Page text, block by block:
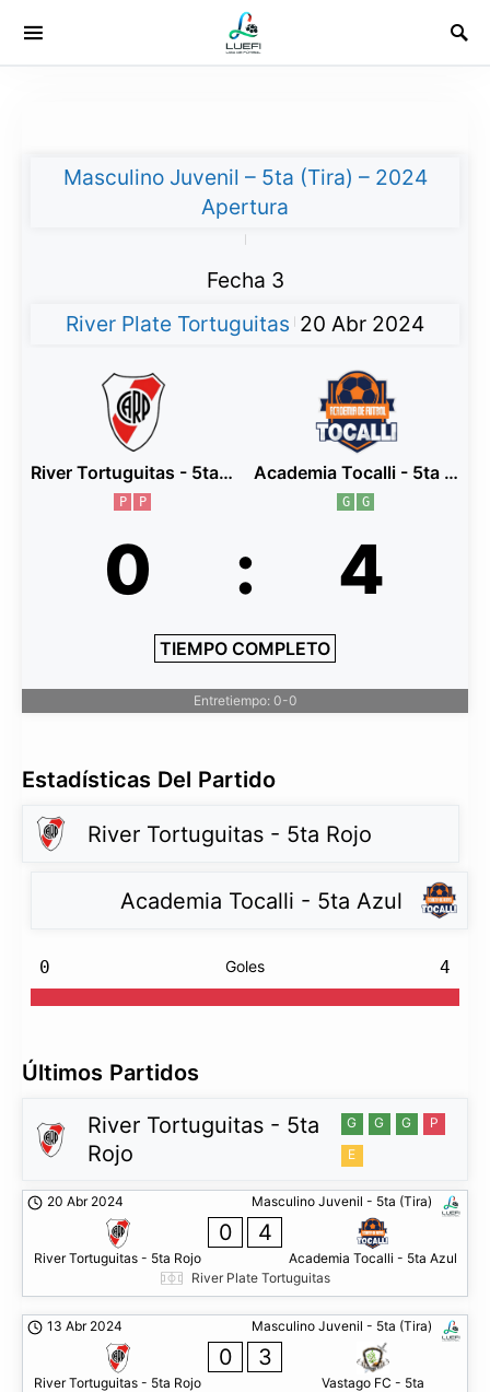
Masculino Juvenil – 5ta (Tira) – 2024
Apertura
Fecha 3
River Plate Tortuguitas 20 Abr 2024
River Tortuguitas - 5ta Rojo
P P
0 : 4
TIEMPO COMPLETO
Academia Tocalli - 5ta Azul
G G
Entretiempo: 0-0
Estadísticas Del Partido
River Tortuguitas - 5ta Rojo
Academia Tocalli - 5ta Azul
0 Goles 4
Últimos Partidos
River Tortuguitas - 5ta
Rojo
G G G
P
E
Masculino Juvenil - 5ta (Tira)
20 Abr 2024
River Tortuguitas - 5ta Rojo
0 4
Academia Tocalli - 5ta Azul
River Plate Tortuguitas
Masculino Juvenil - 5ta (Tira)
13 Abr 2024
River Tortuguitas - 5ta Rojo
0 3
Vastago FC - 5ta